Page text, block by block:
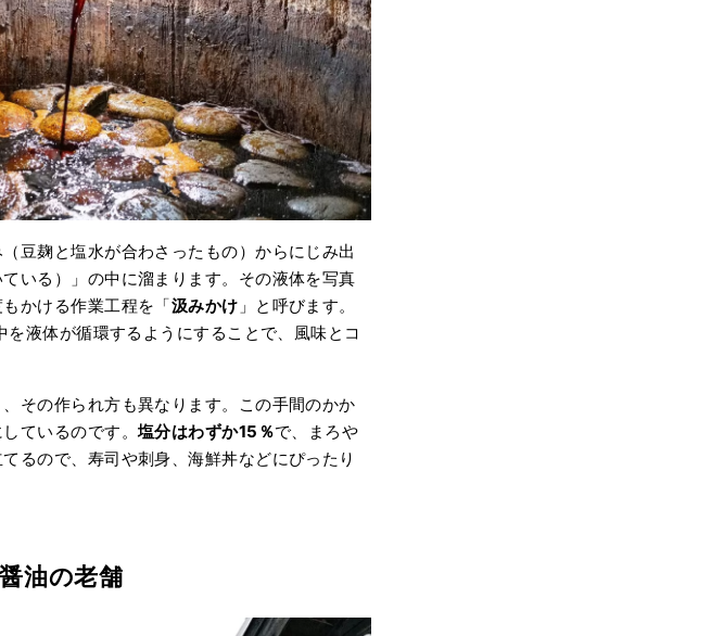
豆麹と塩水が合わさったもの）からにじみ出
いる）」の中に溜まります。その液体を写真
かける作業工程を「汲みかけ 」と呼びます。
を液体が循環するようにすることで、風味とコ
その作られ方も異なります。この手間のかか
ているのです。塩分はわずか15％で、まろや
るので、寿司や刺身、海鮮丼などにぴったり
油の老舗